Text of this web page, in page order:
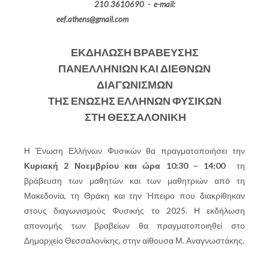
210 3610690 - e-mail:
eef.athens@gmail.com
ΕΚΔΗΛΩΣΗ ΒΡΑΒΕΥΣΗΣ
ΠΑΝΕΛΛΗΝΙΩΝ ΚΑΙ ΔΙΕΘΝΩΝ
ΔΙΑΓΩΝΙΣΜΩΝ
ΤΗΣ ΕΝΩΣΗΣ ΕΛΛΗΝΩΝ ΦΥΣΙΚΩΝ
ΣΤΗ ΘΕΣΣΑΛΟΝΙΚΗ
Η Ένωση Ελλήνων Φυσικών θα πραγματοποιήσει την
Κυριακή 2 Νοεμβρίου και ώρα 10:30 – 14:00τη
βράβευση των μαθητών και των μαθητριών από τη
Μακεδονία, τη Θράκη και την Ήπειρο που διακρίθηκαν
στους διαγωνισμούς Φυσικής το 2025. Η εκδήλωση
απονομής των βραβείων θα πραγματοποιηθεί στο
Δημαρχείο Θεσσαλονίκης, στην αίθουσα Μ. Αναγνωστάκης.